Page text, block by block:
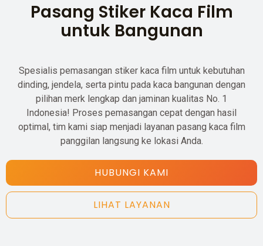
Pasang Stiker Kaca Film
untuk Bangunan
Spesialis pemasangan stiker kaca film untuk kebutuhan
dinding, jendela, serta pintu pada kaca bangunan dengan
pilihan merk lengkap dan jaminan kualitas No. 1
Indonesia! Proses pemasangan cepat dengan hasil
optimal, tim kami siap menjadi layanan pasang kaca film
panggilan langsung ke lokasi Anda.
HUBUNGI KAMI
LIHAT LAYANAN